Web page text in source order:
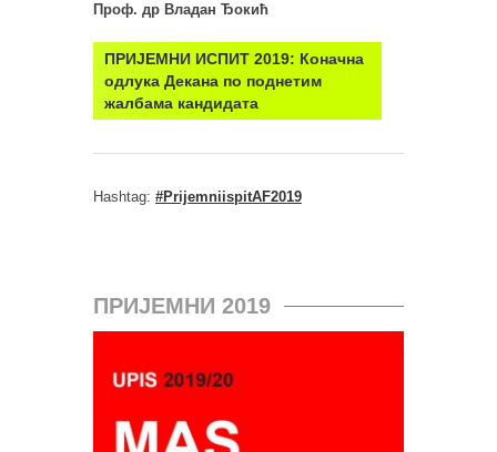
Проф. др Владан Ђокић
ПРИЈЕМНИ ИСПИТ 2019: Коначна
одлука Декана по поднетим
жалбама кандидата
Hashtag: #PrijemniispitAF2019
ПРИЈЕМНИ 2019